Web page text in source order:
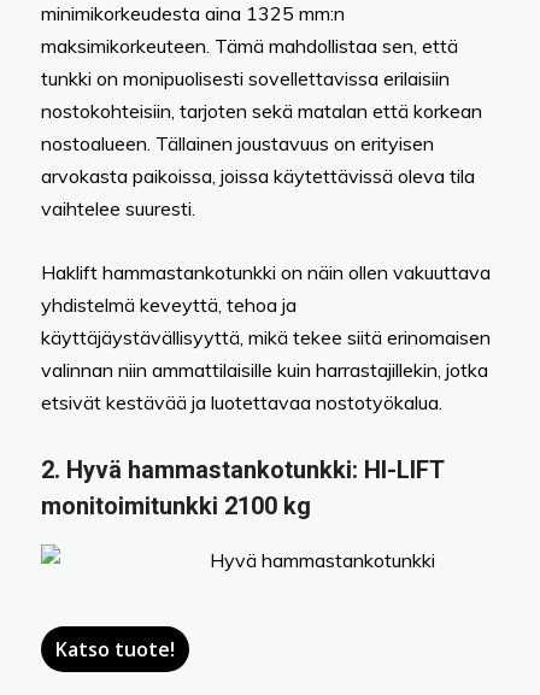
minimikorkeudesta aina 1325 mm:n
maksimikorkeuteen. Tämä mahdollistaa sen, että
tunkki on monipuolisesti sovellettavissa erilaisiin
nostokohteisiin, tarjoten sekä matalan että korkean
nostoalueen. Tällainen joustavuus on erityisen
arvokasta paikoissa, joissa käytettävissä oleva tila
vaihtelee suuresti.
Haklift hammastankotunkki on näin ollen vakuuttava
yhdistelmä keveyttä, tehoa ja
käyttäjäystävällisyyttä, mikä tekee siitä erinomaisen
valinnan niin ammattilaisille kuin harrastajillekin, jotka
etsivät kestävää ja luotettavaa nostotyökalua.
2. Hyvä hammastankotunkki: HI-LIFT
monitoimitunkki 2100 kg
Katso tuote!